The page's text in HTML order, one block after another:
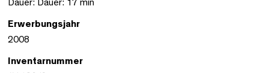
Dauer: Dauer: 17 min
Erwerbungsjahr
2008
Inventarnummer